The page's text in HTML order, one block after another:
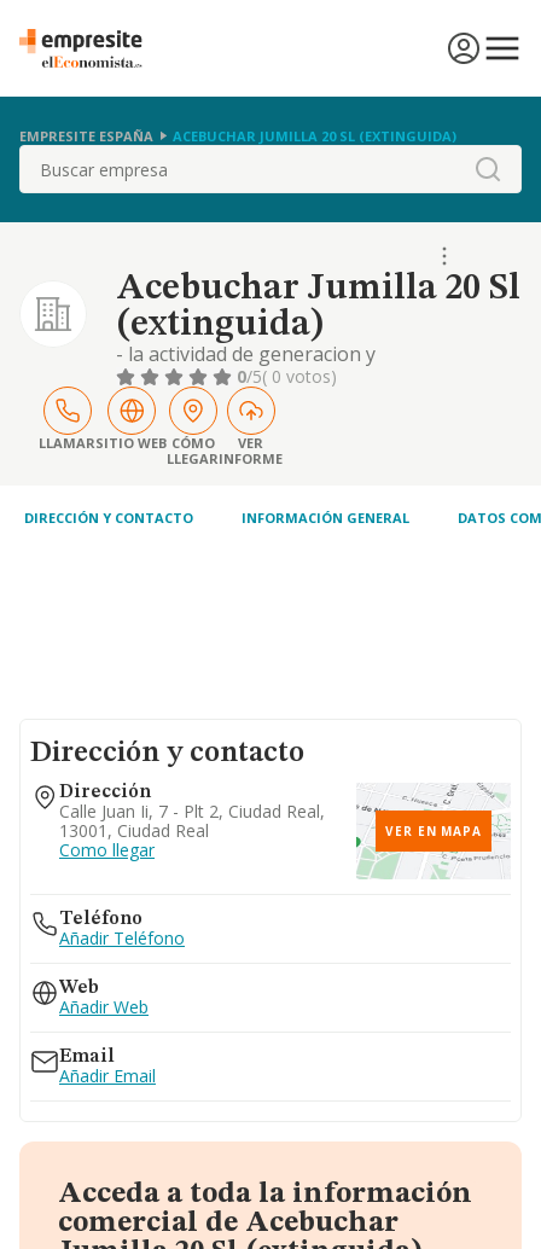
EMPRESITE ESPAÑA ACEBUCHAR JUMILLA 20 SL (EXTINGUIDA)
Buscar
Acebuchar Jumilla 20 Sl
(extinguida)
- la actividad de generacion y
comercializacion de energia electrica en los
terminos previstos en la ley 54/1997 de 27
de noviembre del sector electrico. las
actividades de transporte y distribucion de
energia electrica
0/5( 0 votos)
LLAMARSITIO WEB CÓMO
LLEGAR
VER
INFORME
DIRECCIÓN Y CONTACTO INFORMACIÓN GENERAL DATOS
Dirección y contacto
Dirección
Calle Juan Ii, 7 - Plt 2, Ciudad Real,
13001, Ciudad Real
Como llegar
VER EN MAPA
Teléfono
Añadir Teléfono
Web
Añadir Web
Email
Añadir Email
Acceda a toda la información
comercial de Acebuchar